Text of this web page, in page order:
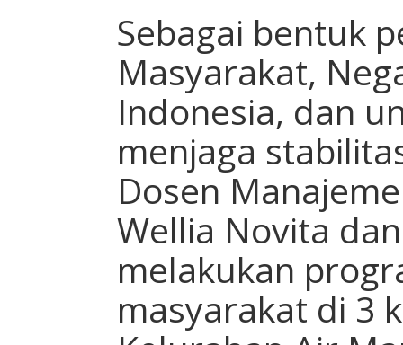
Sebagai bentuk
Masyarakat,
Indonesia, dan
menjaga
Dosen
Wellia Novita
melakukan
masyarakat di 3